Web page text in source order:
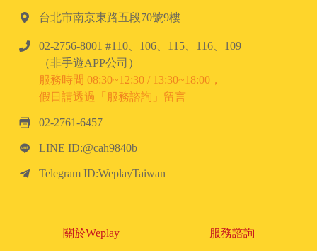
台北市南京東路五段70號9樓
02-2756-8001 #110、106、115、116、109
（非手遊APP公司）
服務時間 08:30~12:30 / 13:30~18:00，
假日請透過「服務諮詢」留言
02-2761-6457
LINE ID:@cah9840b
Telegram ID:WeplayTaiwan
關於Weplay 服務諮詢